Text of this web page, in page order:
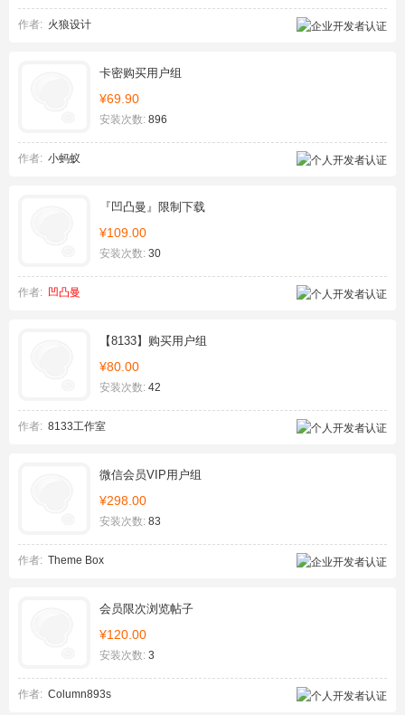
作者: 火狼设计
卡密购买用户组
¥69.90
安装次数: 896
作者: 小蚂蚁
『凹凸曼』限制下载
¥109.00
安装次数: 30
作者: 凹凸曼
【8133】购买用户组
¥80.00
安装次数: 42
作者: 8133工作室
微信会员VIP用户组
¥298.00
安装次数: 83
作者: Theme Box
会员限次浏览帖子
¥120.00
安装次数: 3
作者: Column893s